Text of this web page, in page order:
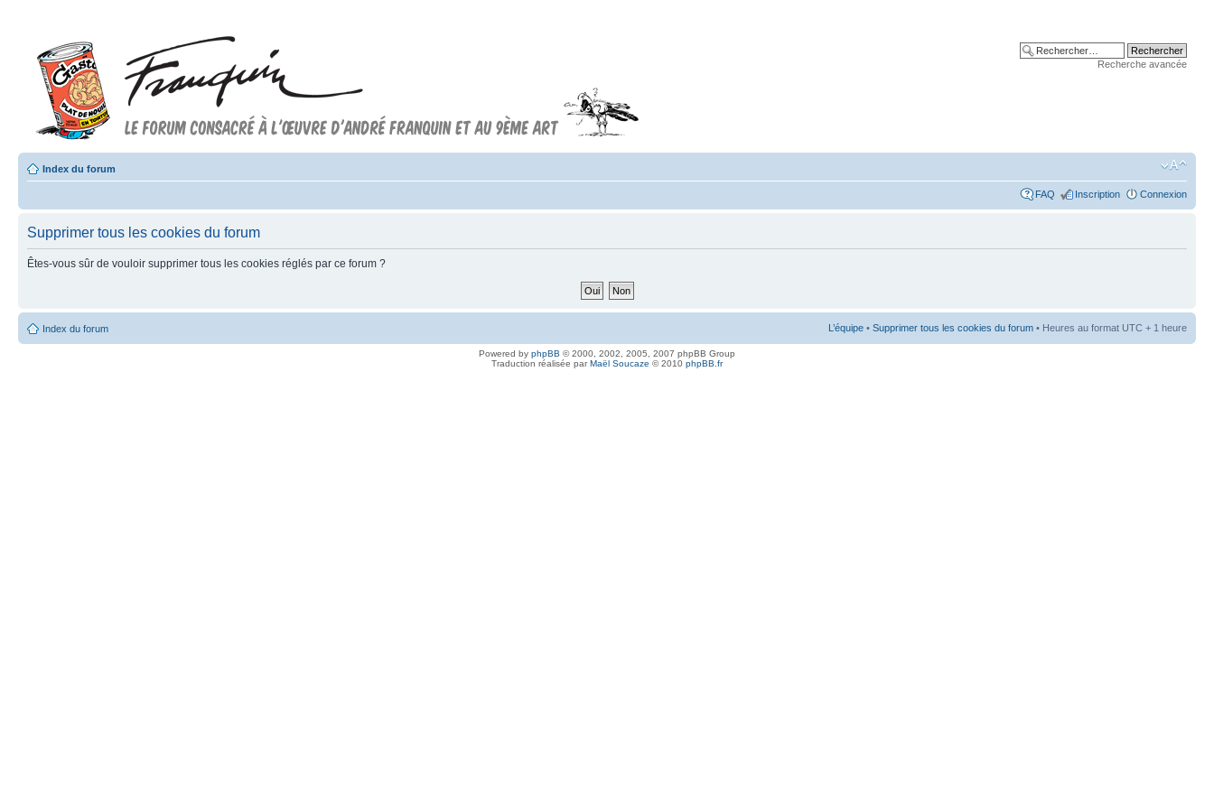
Recherche avancée
Index du forum
FAQ Inscription Connexion
Supprimer tous les cookies du forum
Êtes-vous sûr de vouloir supprimer tous les cookies réglés par ce forum ?
Index du forum L’équipe • Supprimer tous les cookies du forum • Heures au format UTC + 1 heure
Powered by phpBB © 2000, 2002, 2005, 2007 phpBB Group
Traduction réalisée parMaël Soucaze © 2010 phpBB.fr